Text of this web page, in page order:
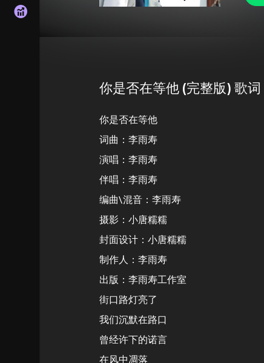
你是否在等他 (完整版) 歌词
你是否在等他
词曲：李雨寿
演唱：李雨寿
伴唱：李雨寿
编曲\混音：李雨寿
摄影：小唐糯糯
封面设计：小唐糯糯
制作人：李雨寿
出版：李雨寿工作室
街口路灯亮了
我们沉默在路口
曾经许下的诺言
在风中凋落